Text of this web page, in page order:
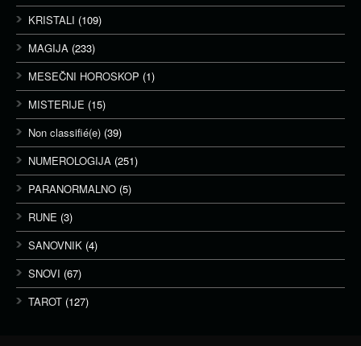
KRISTALI (109)
MAGIJA (233)
MESEČNI HOROSKOP (1)
MISTERIJE (15)
Non classifié(e) (39)
NUMEROLOGIJA (251)
PARANORMALNO (5)
RUNE (3)
SANOVNIK (4)
SNOVI (67)
TAROT (127)